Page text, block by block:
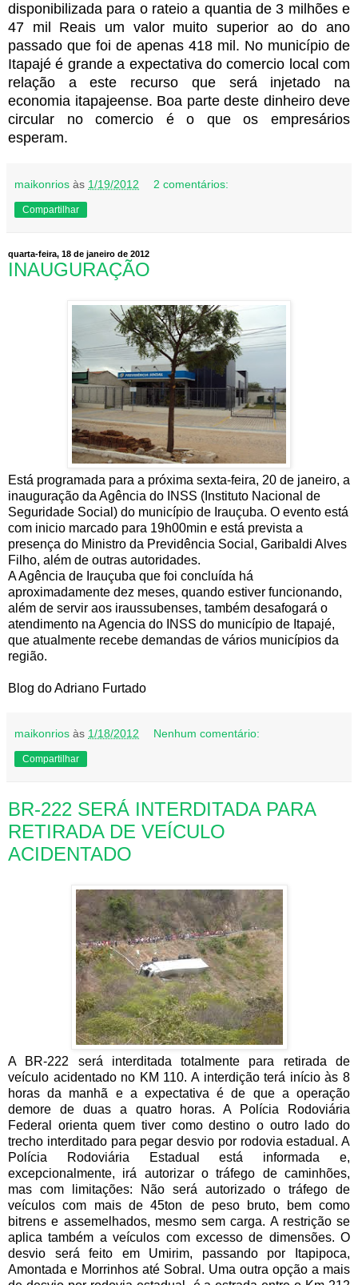
disponibilizada para o rateio a quantia de 3 milhões e
47 mil Reais um valor muito superior ao do ano
passado que foi de apenas 418 mil. No município de
Itapajé é grande a expectativa do comercio local com
relação a este recurso que será injetado na
economia itapajeense. Boa parte deste dinheiro deve
circular no comercio é o que os empresários
esperam.
maikonrios às 1/19/2012 2 comentários:
Compartilhar
quarta-feira, 18 de janeiro de 2012
INAUGURAÇÃO
Está programada para a próxima sexta-feira, 20 de janeiro, a
inauguração da Agência do INSS (Instituto Nacional de
Seguridade Social) do município de Irauçuba. O evento está
com inicio marcado para 19h00min e está prevista a
presença do Ministro da Previdência Social, Garibaldi Alves
Filho, além de outras autoridades.
A Agência de Irauçuba que foi concluída há
aproximadamente dez meses, quando estiver funcionando,
além de servir aos iraussubenses, também desafogará o
atendimento na Agencia do INSS do município de Itapajé,
que atualmente recebe demandas de vários municípios da
região.
Blog do Adriano Furtado
maikonrios às 1/18/2012 Nenhum comentário:
Compartilhar
BR-222 SERÁ INTERDITADA PARA
RETIRADA DE VEÍCULO
ACIDENTADO
A BR-222 será interditada totalmente para retirada de
veículo acidentado no KM 110. A interdição terá início às 8
horas da manhã e a expectativa é de que a operação
demore de duas a quatro horas. A Polícia Rodoviária
Federal orienta quem tiver como destino o outro lado do
trecho interditado para pegar desvio por rodovia estadual. A
Polícia Rodoviária Estadual está informada e,
excepcionalmente, irá autorizar o tráfego de caminhões,
mas com limitações: Não será autorizado o tráfego de
veículos com mais de 45ton de peso bruto, bem como
bitrens e assemelhados, mesmo sem carga. A restrição se
aplica também a veículos com excesso de dimensões. O
desvio será feito em Umirim, passando por Itapipoca,
Amontada e Morrinhos até Sobral. Uma outra opção a mais